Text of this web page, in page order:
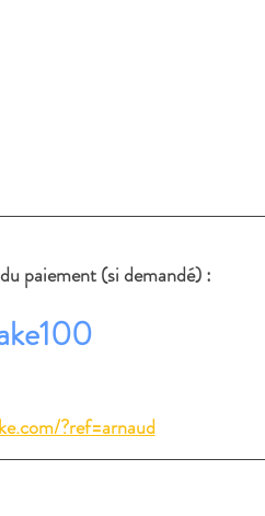
paiement (si demandé) :
?ref=arnaud